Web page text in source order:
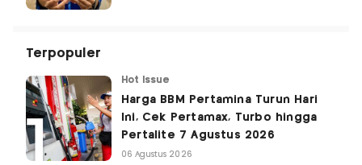
Terpopuler
Hot Issue
Harga BBM Pertamina Turun Hari
Ini, Cek Pertamax, Turbo hingga
Pertalite 7 Agustus 2026
06 Agustus 2026